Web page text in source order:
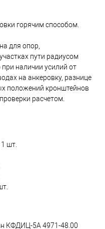
горячим способом.
для опор,
пути радиусом
наличии усилий от
на анкеровку, разнице
положений кронштейнов
расчетом.
шт.
КФДИЦ-5А 4971-48.00